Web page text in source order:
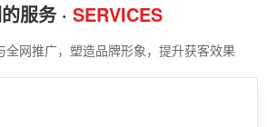
服务 · SERVICES
全网推广，塑造品牌形象，提升获客效果